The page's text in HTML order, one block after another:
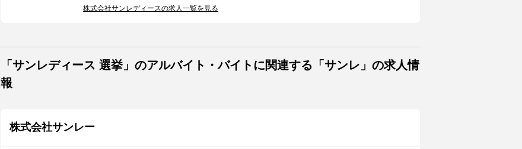
株式会社サンレディースの求人一覧を見る
「サンレディース 選挙」のアルバイト・バイトに関連する「サンレ」の求人情
報
株式会社サンレー